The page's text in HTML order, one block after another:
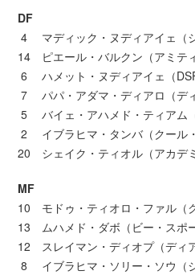
DF
4 マディック・ヌディアイェ（
14 ピエール・バルクン（アミティ
6 ハメット・ヌディアイェ（
7 パパ・アダマ・ディアロ（ディ
5 バイェ・アハメド・ティアム
2 イブラヒマ・タンバ（クール・
20 シェイク・ティオル（アカデ
MF
10 モドゥ・ティオロ・ファル（
13 ムハメド・ダボ（ビー・スポー
12 スレイマン・ディオプ（ディ
8 イブラヒマ・ソリー・ソウ（